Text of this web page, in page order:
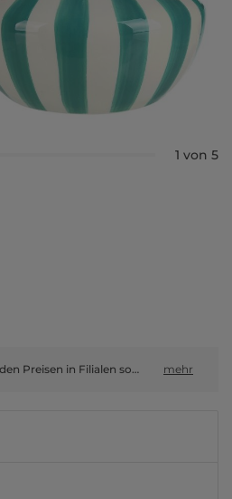
1 von 5
Online-Preise können von den Preisen in Filialen sowie Shop-in-Shop-Flächen abweichen. mehr